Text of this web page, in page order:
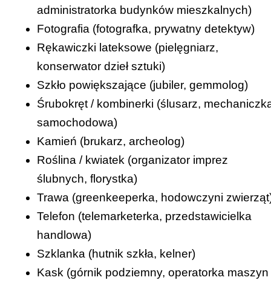
administratorka budynków mieszkalnych)
Fotografia (fotografka, prywatny detektyw)
Rękawiczki lateksowe (pielęgniarz,
konserwator dzieł sztuki)
Szkło powiększające (jubiler, gemmolog)
Śrubokręt / kombinerki (ślusarz,
samochodowa)
Kamień (brukarz, archeolog)
Roślina / kwiatek (organizator imprez
ślubnych, florystka)
Trawa (greenkeeperka, hodowczyni zwierząt
Telefon (telemarketerka, przedstawicielka
handlowa)
Szklanka (hutnik szkła, kelner)
Kask (górnik podziemny, operatorka maszyn